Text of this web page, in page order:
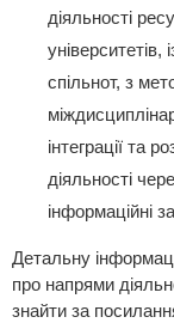
діяльності
спільнот, з
інтеграції та
діяльності
інформаційні
Детальну
про напрями
знайти за